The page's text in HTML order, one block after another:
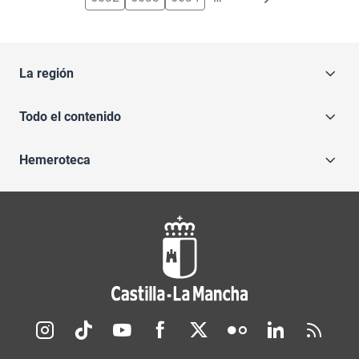
La región
Todo el contenido
Hemeroteca
Redes sociales JCCM